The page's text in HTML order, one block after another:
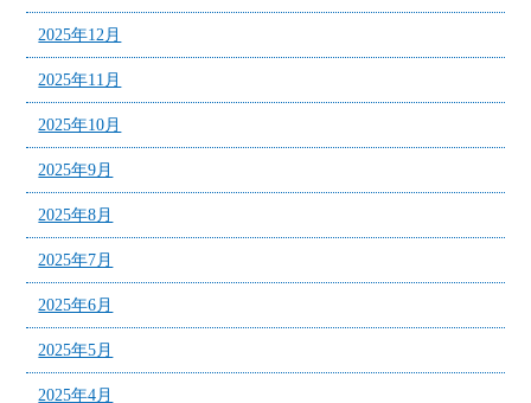
2025年12月
2025年11月
2025年10月
2025年9月
2025年8月
2025年7月
2025年6月
2025年5月
2025年4月